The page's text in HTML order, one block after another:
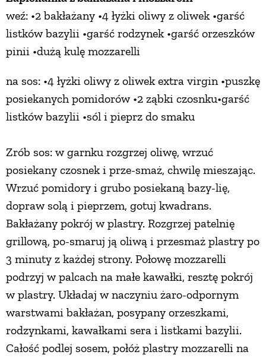
weź: •2 bakłażany •4 łyżki oliwy z oliwek •garść
listków bazylii •garść rodzynek •garść orzeszków
pinii •dużą kulę mozzarelli
na sos: •4 łyżki oliwy z oliwek extra virgin •puszkę
posiekanych pomidorów •2 ząbki czosnku•garść
listków bazylii •sól i pieprz do smaku
Zrób sos: w garnku rozgrzej oliwę, wrzuć
posiekany czosnek i prze-smaż, chwilę mieszając.
Wrzuć pomidory i grubo posiekaną bazy-lię,
dopraw solą i pieprzem, gotuj kwadrans.
Bakłażany pokrój w plastry. Rozgrzej patelnię
grillową, po-smaruj ją oliwą i przesmaż plastry po
3 minuty z każdej strony. Połowę mozzarelli
podrzyj w palcach na małe kawałki, resztę pokrój
w plastry. Układaj w naczyniu żaro-odpornym
warstwami bakłażan, posypany orzeszkami,
rodzynkami, kawałkami sera i listkami bazylii.
Całość podlej sosem, połóż plastry mozzarelli na